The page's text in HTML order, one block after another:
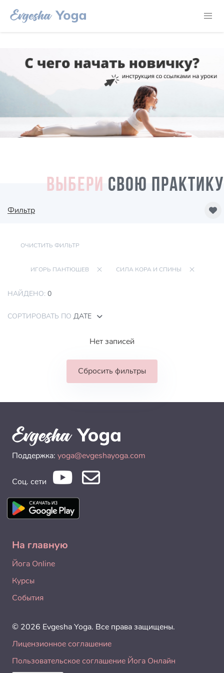
ВЫБЕРИ СВОЮ ПРАКТИКУ
Фильтр
ОЧИСТИТЬ ФИЛЬТР
ИГОРЬ ПАНТЮШЕВ СИЛА КОРА И СПИНЫ
НАЙДЕНО: 0
СОРТИРОВАТЬ ПО ДАТЕ
Нет записей
Сбросить фильтры
Поддержка: yoga@evgeshayoga.com
Соц. сети
На главную
Йога Online
Курсы
События
© 2026 Evgesha Yoga. Все права защищены.
Лицензионное соглашение
Пользовательское соглашение Йога Онлайн